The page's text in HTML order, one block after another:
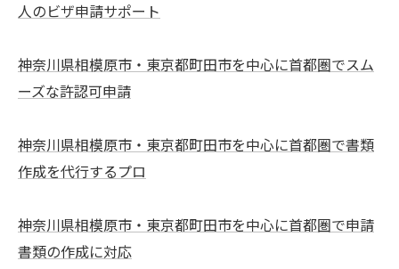
人のビザ申請サポート
神奈川県相模原市・東京都町田市を中心に首都圏でスム
ーズな許認可申請
神奈川県相模原市・東京都町田市を中心に首都圏で書類
作成を代行するプロ
神奈川県相模原市・東京都町田市を中心に首都圏で申請
書類の作成に対応